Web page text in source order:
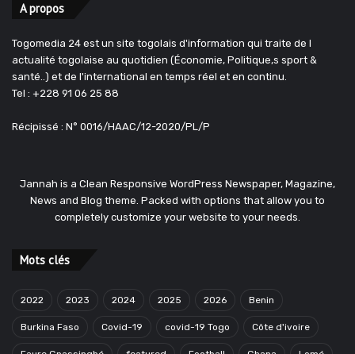
A propos
Togomedia 24 est un site togolais d'information qui traite de l
actualité togolaise au quotidien (Économie, Politique,s sport &
santé..) et de l'international en temps réel et en continu.
Tel : +228 91 06 25 88
Récipissé : N° 0016/HAAC/12-2020/PL/P
Jannah is a Clean Responsive WordPress Newspaper, Magazine,
News and Blog theme. Packed with options that allow you to
completely customize your website to your needs.
Mots clés
2022 2023 2024 2025 2026 Benin
Burkina Faso Covid-19 covid-19 Togo Côte d'ivoire